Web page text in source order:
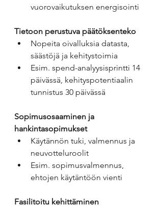
vuorovaikutuksen energisointi
Tietoon perustuva päätöksenteko
Nopeita oivalluksia datasta,
säästöjä ja kehitystoimia
Esim. spend-analyysisprintti 14
päivässä, kehityspotentiaalin
tunnistus 30 päivässä
Sopimusosaaminen ja
hankintasopimukset
Käytännön tuki, valmennus ja
neuvotteluroolit
Esim. sopimusvalmennus,
ehtojen käytäntöön vienti
Fasilitoitu kehittäminen